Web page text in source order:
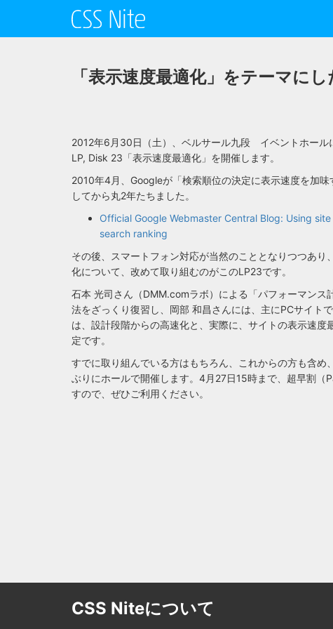
「表示速度最適化」をテーマ
2012年6月30日（土）、ベルサール九段 イベントホール
LP, Disk 23「表示速度最適化」を開催します。
2010年4月、Googleが「検索順位の決定に表示速度を加味
してから丸2年たちました。
Official Google Webmaster Central Blog: Using
search ranking
その後、スマートフォン対応が当然のこととなりつつあり
化について、改めて取り組むのがこのLP23です。
石本 光司さん（DMM.comラボ）による「パフォーマンス
法をざっくり復習し、岡部 和昌さんには、主にPCサイト
は、設計段階からの高速化と、実際に、サイトの表示速
定です。
すでに取り組んでいる方はもちろん、これからの方も含め
ぶりにホールで開催します。4月27日15時まで、超早割（
すので、ぜひご利用ください。
CSS Niteについて